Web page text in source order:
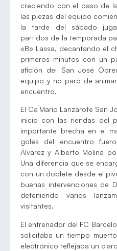
creciendo con el paso de
las piezas del equipo
la tarde del sábado
partidos de la temporada
«B» Lassa, decantando el
primeros minutos con un
afición del San José
equipo y no paró de
encuentro.
El Ca´Mario Lanzarote San
inicio con las riendas del
importante brecha en el
goles del encuentro
Álvarez y Alberto Molina
Una diferencia que se
con un doblete desde el
buenas intervenciones de
deteniendo varios
visitantes.
El entrenador del FC
solicitaba un tiempo
electrónico reflejaba un